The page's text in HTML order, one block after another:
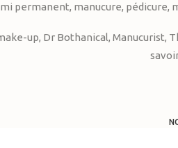
permanent, manucure, pédicure,
up, Dr Bothanical,